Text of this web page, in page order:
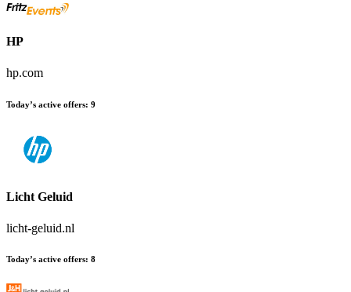
HP
hp.com
Today’s active offers: 9
Licht Geluid
licht-geluid.nl
Today’s active offers: 8